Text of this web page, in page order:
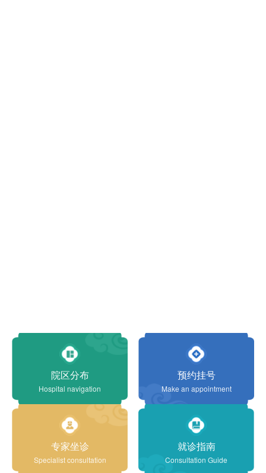
院区分布
Hospital navigation
预约挂号
Make an appointment
专家坐诊
Specialist consultation
就诊指南
Consultation Guide